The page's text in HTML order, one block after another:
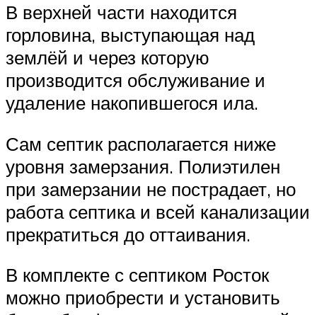
В верхней части находится
горловина, выступающая над
землёй и через которую
производится обслуживание и
удаление накопившегося ила.
Сам септик располагается ниже
уровня замерзания. Полиэтилен
при замерзании не пострадает, но
работа септика и всей канализации
прекратиться до оттаивания.
В комплекте с септиком Росток
можно приобрести и установить